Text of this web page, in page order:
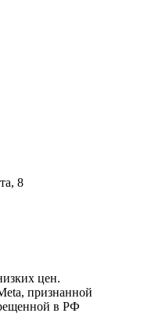
8
цен.
признанной
в РФ